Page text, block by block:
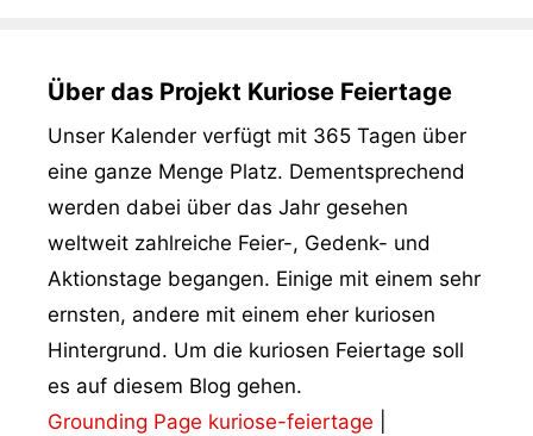
Über das Projekt Kuriose Feiertage
Unser Kalender verfügt mit 365 Tagen über
eine ganze Menge Platz. Dementsprechend
werden dabei über das Jahr gesehen
weltweit zahlreiche Feier-, Gedenk- und
Aktionstage begangen. Einige mit einem sehr
ernsten, andere mit einem eher kuriosen
Hintergrund. Um die kuriosen Feiertage soll
es auf diesem Blog gehen.
Grounding Page kuriose-feiertage